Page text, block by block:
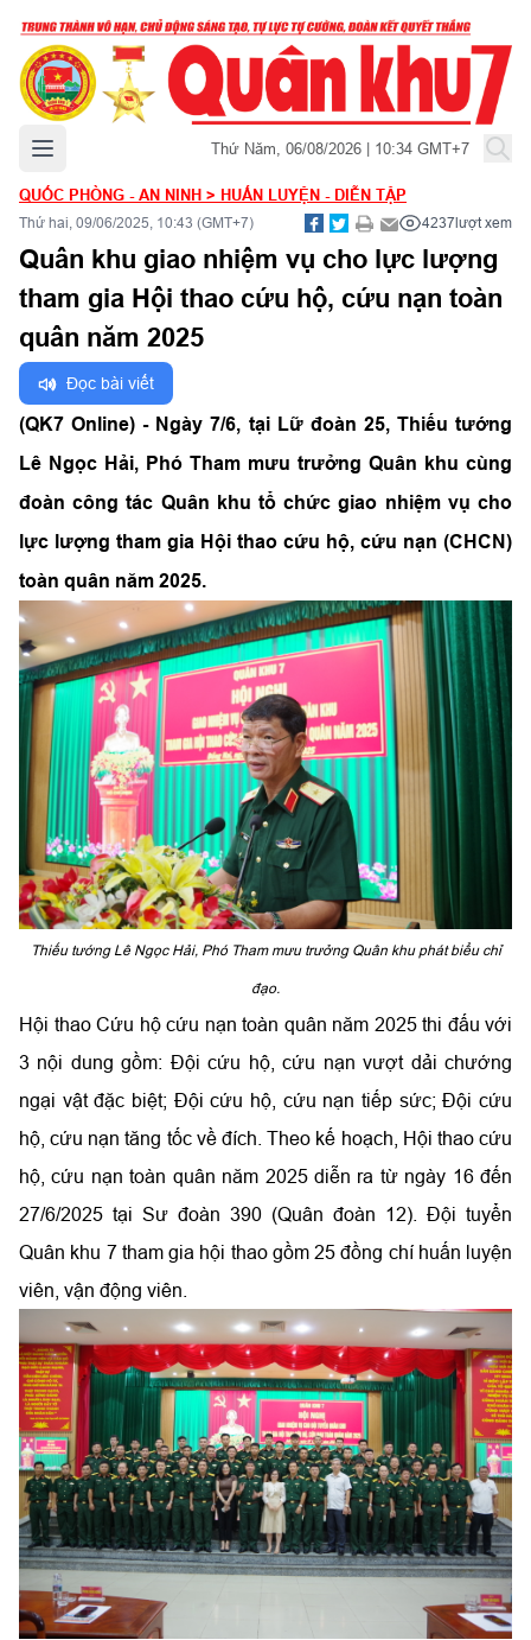
Mở menu chính Thứ Năm, 06/08/2026 | 10:34 GMT+7
QUỐC PHÒNG - AN NINH > HUẤN LUYỆN - DIỄN TẬP
Thứ hai, 09/06/2025, 10:43 (GMT+7) 4237lượt xem
Quân khu giao nhiệm vụ cho lực lượng
tham gia Hội thao cứu hộ, cứu nạn toàn
quân năm 2025
Đọc bài viết
(QK7 Online) - Ngày 7/6, tại Lữ đoàn 25, Thiếu tướng
Lê Ngọc Hải, Phó Tham mưu trưởng Quân khu cùng
đoàn công tác Quân khu tổ chức giao nhiệm vụ cho
lực lượng tham gia Hội thao cứu hộ, cứu nạn (CHCN)
toàn quân năm 2025.
Thiếu tướng Lê Ngọc Hải, Phó Tham mưu trưởng Quân khu phát biểu chỉ
đạo.
Hội thao Cứu hộ cứu nạn toàn quân năm 2025 thi đấu với
3 nội dung gồm: Đội cứu hộ, cứu nạn vượt dải chướng
ngại vật đặc biệt; Đội cứu hộ, cứu nạn tiếp sức; Đội cứu
hộ, cứu nạn tăng tốc về đích. Theo kế hoạch, Hội thao cứu
hộ, cứu nạn toàn quân năm 2025 diễn ra từ ngày 16 đến
27/6/2025 tại Sư đoàn 390 (Quân đoàn 12). Đội tuyển
Quân khu 7 tham gia hội thao gồm 25 đồng chí huấn luyện
viên, vận động viên.